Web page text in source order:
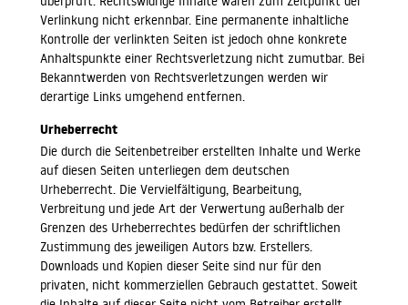
Verlinkung nicht erkennbar. Eine permanente inhaltliche
Kontrolle der verlinkten Seiten ist jedoch ohne konkrete
Anhaltspunkte einer Rechtsverletzung nicht zumutbar. Bei
Bekanntwerden von Rechtsverletzungen werden wir
derartige Links umgehend entfernen.
Urheberrecht
Die durch die Seitenbetreiber erstellten Inhalte und Werke
auf diesen Seiten unterliegen dem deutschen
Urheberrecht. Die Vervielfältigung, Bearbeitung,
Verbreitung und jede Art der Verwertung außerhalb der
Grenzen des Urheberrechtes bedürfen der schriftlichen
Zustimmung des jeweiligen Autors bzw. Erstellers.
Downloads und Kopien dieser Seite sind nur für den
privaten, nicht kommerziellen Gebrauch gestattet. Soweit